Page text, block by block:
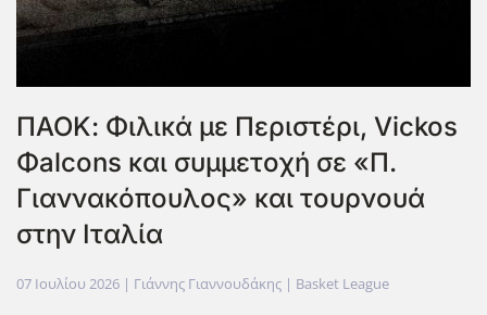
ΠΑΟΚ: Φιλικά με Περιστέρι, Vickos
Φalcons και συμμετοχή σε «Π.
Γιαννακόπουλος» και τουρνουά
στην Ιταλία
07 Ιουλίου 2026 | Γιάννης Γιαννουδάκης | Basket League